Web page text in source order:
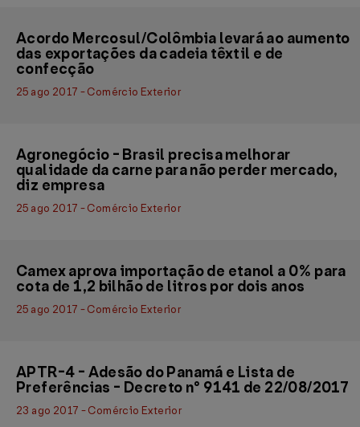
Acordo Mercosul/Colômbia levará ao aumento
das exportações da cadeia têxtil e de
confecção
25 ago 2017 - Comércio Exterior
Agronegócio - Brasil precisa melhorar
qualidade da carne para não perder mercado,
diz empresa
25 ago 2017 - Comércio Exterior
Camex aprova importação de etanol a 0% para
cota de 1,2 bilhão de litros por dois anos
25 ago 2017 - Comércio Exterior
APTR-4 - Adesão do Panamá e Lista de
Preferências - Decreto n° 9141 de 22/08/2017
23 ago 2017 - Comércio Exterior